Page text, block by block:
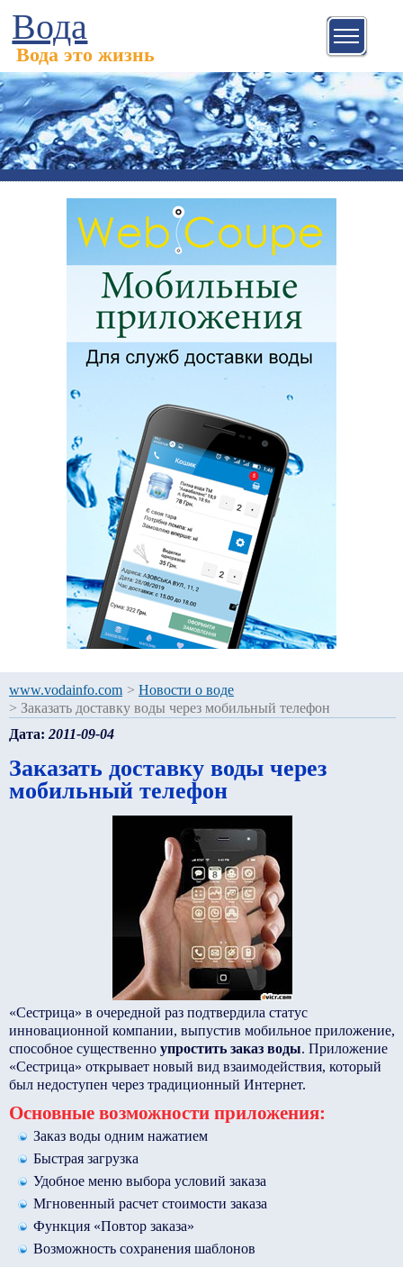
Вода
Вода это жизнь
www.vodainfo.com > Новости о воде
> Заказать доставку воды через мобильный телефон
Дата: 2011-09-04
Заказать доставку воды через
мобильный телефон
«Сестрица» в очередной раз подтвердила статус
инновационной компании, выпустив мобильное приложение,
способное существенно упростить заказ воды. Приложение
«Сестрица» открывает новый вид взаимодействия, который
был недоступен через традиционный Интернет.
Основные возможности приложения:
Заказ воды одним нажатием
Быстрая загрузка
Удобное меню выбора условий заказа
Мгновенный расчет стоимости заказа
Функция «Повтор заказа»
Возможность сохранения шаблонов